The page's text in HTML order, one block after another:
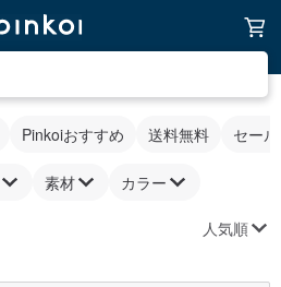
Pinkoiおすすめ 送料無料 セー
素材 カラー
人気順